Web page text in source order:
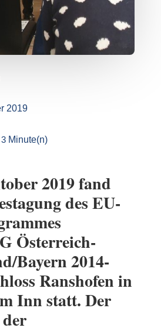
2019
3 Minute(n)
2019 fand
des EU-
Österreich-
Bayern 2014-
Ranshofen in
Inn statt. Der